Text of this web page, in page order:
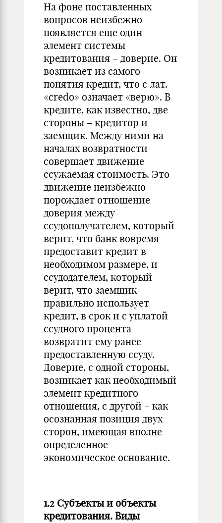
На фоне поставленных
вопросов неизбежно
появляется еще один
элемент системы
кредитования – доверие. Он
возникает из самого
понятия кредит, что с лат.
«credo» означает «верю». В
кредите, как известно, две
стороны – кредитор и
заемщик. Между ними на
началах возвратности
совершает движение
ссужаемая стоимость. Это
движение неизбежно
порождает отношение
доверия между
ссудополучателем, который
верит, что банк вовремя
предоставит кредит в
необходимом размере, и
ссудодателем, который
верит, что заемщик
правильно использует
кредит, в срок и с уплатой
ссудного процента
возвратит ему ранее
предоставленную ссуду.
Доверие, с одной стороны,
возникает как необходимый
элемент кредитного
отношения, с другой – как
осознанная позиция двух
сторон, имеющая вполне
определенное
экономическое основание.
1.2 Субъекты и объекты
кредитования. Виды